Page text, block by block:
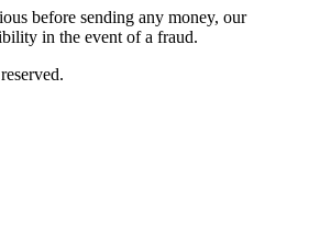
before sending any money, our
in the event of a fraud.